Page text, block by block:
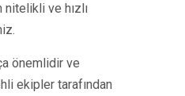
ve hızlı
önemlidir ve
ekipler tarafından